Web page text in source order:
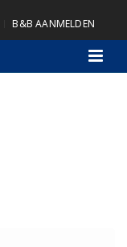
B&B AANMELDEN